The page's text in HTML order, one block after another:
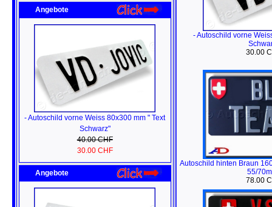
Angebote
- Autoschild vorne Weiss 80x300 mm " Text
Schwarz"
40.00 CHF
30.00 CHF
Angebote
- Autoschild vorne
30.00
Autoschild hinten Braun
55/
78.00